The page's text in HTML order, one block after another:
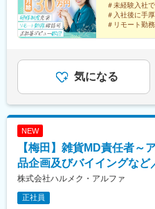
＃未経験入社
＃入社後に手
＃リモート勤
気になる
NEW
【梅田】雑貨MD責任者～
品企画及びバイイングなど
株式会社ハルメク・アルファ
正社員